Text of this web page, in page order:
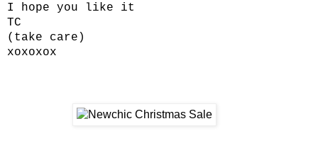
I hope you like it
TC
(take care)
xoxoxox